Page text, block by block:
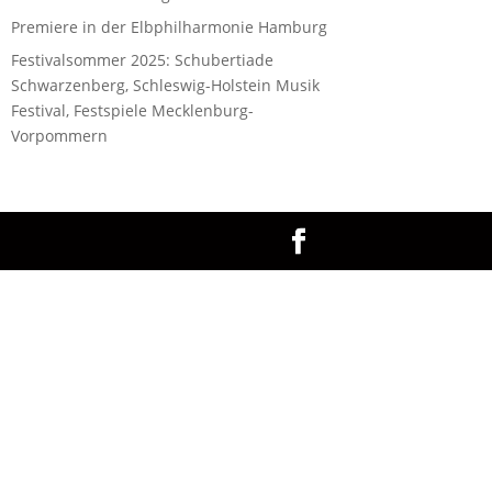
Premiere in der Elbphilharmonie Hamburg
Festivalsommer 2025: Schubertiade
Schwarzenberg, Schleswig-Holstein Musik
Festival, Festspiele Mecklenburg-
Vorpommern